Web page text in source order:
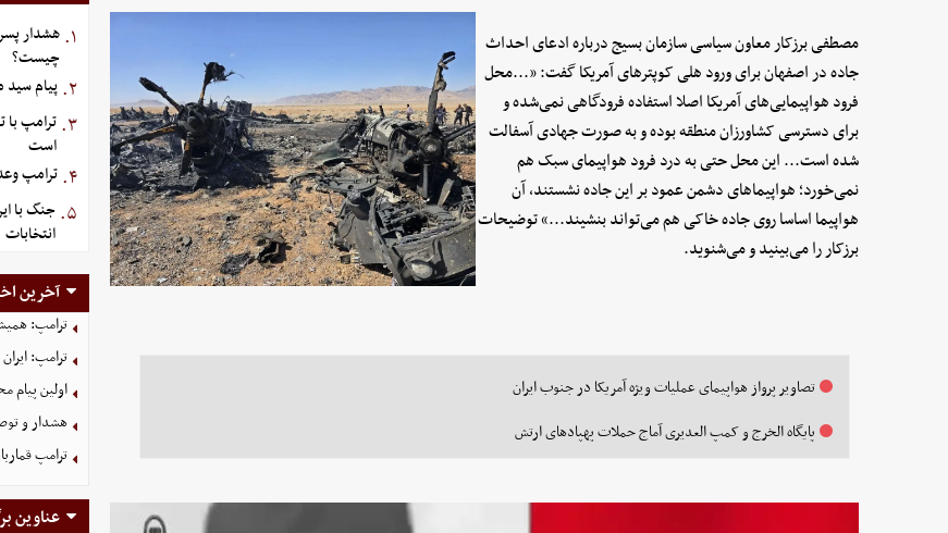
مصطفی برزکار معاون سیاسی سازمان بسیج درباره ادعای احداث
جاده در اصفهان برای ورود هلی کوپترهای آمریکا گفت: «...محل
فرود هواپیمایی‌های آمریکا اصلا استفاده فرودگاهی نمی‌شده و
برای دسترسی کشاورزان منطقه بوده و به صورت جهادی آسفالت
شده است... این محل حتی به درد فرود هواپیمای سبک‌ هم‌
نمی‌خورد؛ هواپیما‌های دشمن عمود بر این جاده نشستند، آن
هواپیما اساسا روی جاده خاکی هم می‌تواند بنشیند...» توضیحات
برزکار را می‌بینید و می‌شنوید.
تصاویر پرواز هواپیمای عملیات ویژه آمریکا در جنوب ایران
پایگاه الخرج و کمپ العدیری آماج حملات پهپادهای ارتش
۱. هشدار
چیست؟
۲. پیام سید
۳. ترامپ
است
۴. ترامپ
۵. جنگ با
انتخابات
آخرین
ترامپ:
ترامپ:
اولین
هشدار و
ترامپ
عناوین